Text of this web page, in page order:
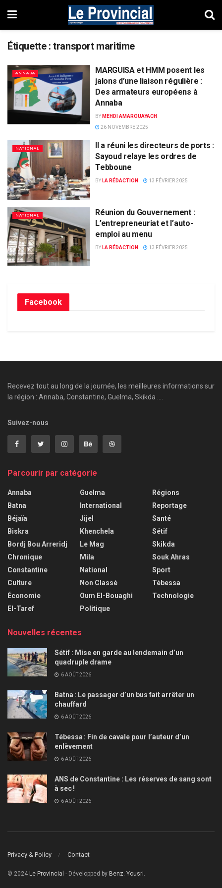
Étiquette :transport maritime
ANNABA
MARGUISA et HMM posent les
jalons d’une liaison régulière :
Des armateurs européens à
Annaba
BY MEHDI AMAROUAYACH
26 NOVEMBRE 2025
NATIONAL
Il a réuni les directeurs de ports :
Sayoud relaye les ordres de
Tebboune
BY LA RÉDACTION 13 FÉVRIER 2025
NATIONAL
Réunion du Gouvernement :
L’entrepreneuriat et l’auto-
emploi au menu
BY LA RÉDACTION 13 FÉVRIER 2025
Facebook
Recevez tout au long de la journée, les meilleures informations sur
la région : Annaba, Constantine, Guelma, Skikda ....
Suivez-nous
Parcourir par catégorie
Annaba
Batna
Béjaïa
Biskra
Bordj Bou Arreridj
Chronique
Constantine
Culture
Économie
El-Taref
Guelma
International
Jijel
Khenchela
Le Mag
Mila
National
Non Classé
Oum El-Bouaghi
Politique
Régions
Reportage
Santé
Sétif
Skikda
Souk Ahras
Sport
Tébessa
Technologie
Nouvelles récentes
Sétif : Mise en garde au lendemain d’un
quadruple drame
6 AOÛT 2026
Batna : Le passager d’un bus fait arrêter un
chauffard
6 AOÛT 2026
Tébessa : Fin de cavale pour l’auteur d’un
enlèvement
6 AOÛT 2026
ANS de Constantine : Les réserves de sang sont
à sec !
6 AOÛT 2026
Privacy & Policy Contact
© 2024 Le Provincial - Développed by Benz. Yousri